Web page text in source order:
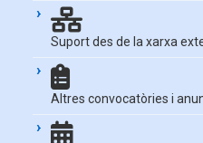
Suport des de la xarxa
Altres convocatòries i